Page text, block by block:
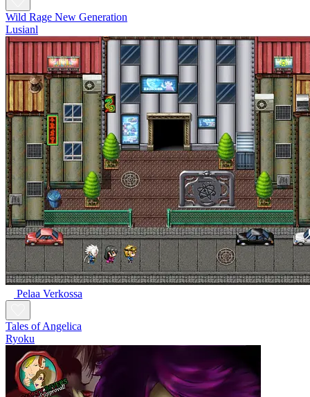
Wild Rage New Generation
Lusianl
Pelaa Verkossa
Tales of Angelica
Ryoku